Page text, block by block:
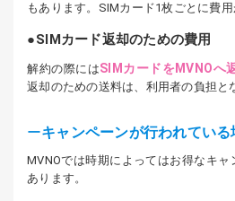
もあります。SIMカード1枚ごとに費用
SIMカード返却のための費用
解約の際にはSIMカードをMVNOへ
返却のための送料は、利用者の負担と
キャンペーンが行われている
MVNOでは時期によってはお得なキ
あります。